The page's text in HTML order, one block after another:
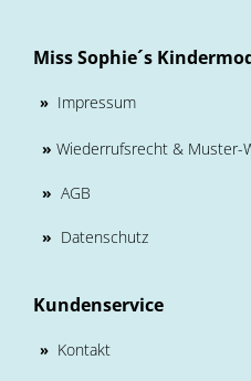
Miss Sophie´s
» Impressum
» Wiederrufsrecht & Muster-
» AGB
» Datenschutz
Kundenservice
» Kontakt